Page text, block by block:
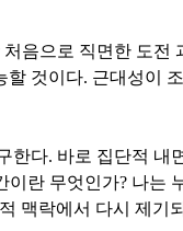
음으로 직면한 도전
것이다. 근대성이
다. 바로 집단적
란 무엇인가? 나는
맥락에서 다시 제기